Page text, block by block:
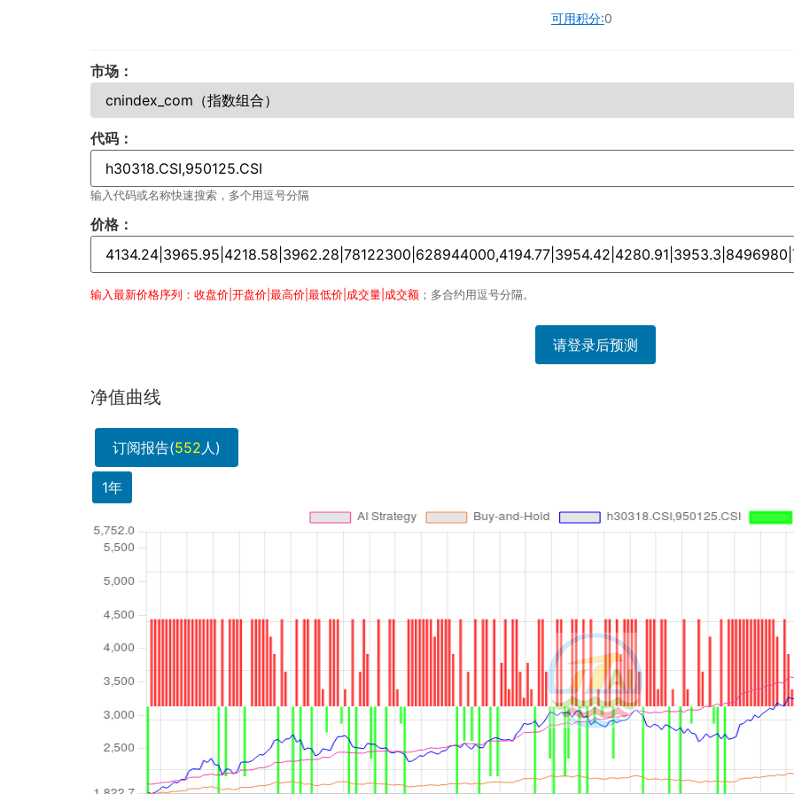
可用积分:0
市场：
代码：
输入代码或名称快速搜索，多个用逗号分隔
价格：
输入最新价格序列：收盘价|开盘价|最高价|最低价|成交量|成交额 ；多合约用逗号分隔。
请登录后预测
净值曲线
订阅报告(552人)
1年